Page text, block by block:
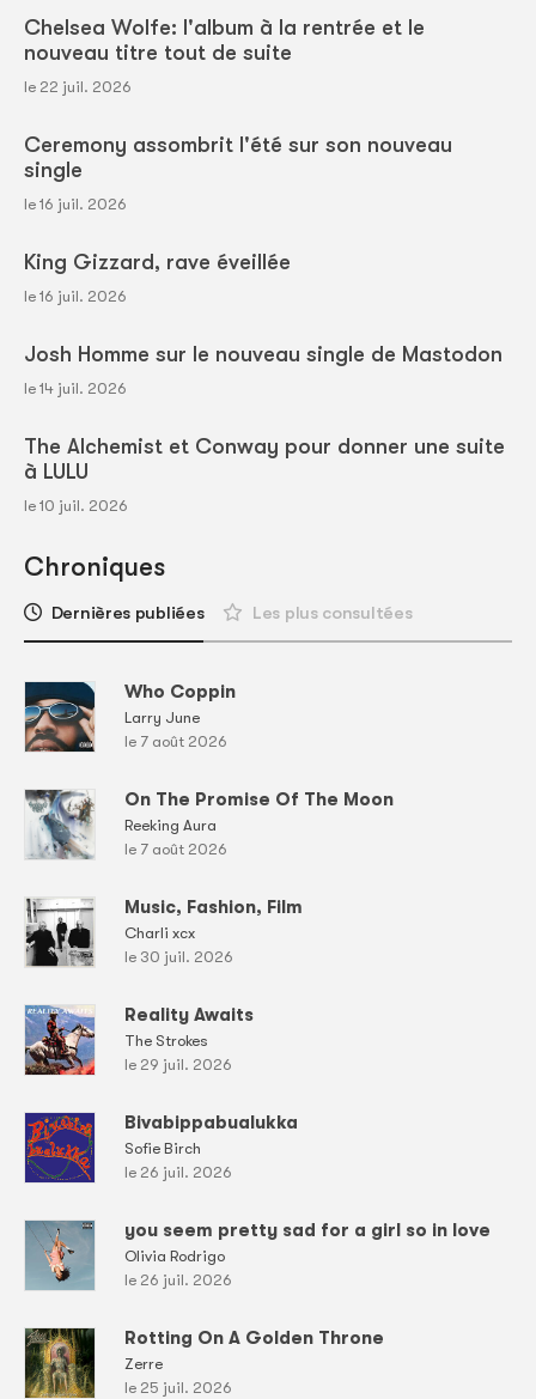
Chelsea Wolfe: l'album à la rentrée et le
nouveau titre tout de suite
le 22 juil. 2026
Ceremony assombrit l'été sur son nouveau
single
le 16 juil. 2026
King Gizzard, rave éveillée
le 16 juil. 2026
Josh Homme sur le nouveau single de Mastodon
le 14 juil. 2026
The Alchemist et Conway pour donner une suite
à LULU
le 10 juil. 2026
Chroniques
Dernières publiées Les plus consultées
Who Coppin
Larry June
le 7 août 2026
On The Promise Of The Moon
Reeking Aura
le 7 août 2026
Music, Fashion, Film
Charli xcx
le 30 juil. 2026
Reality Awaits
The Strokes
le 29 juil. 2026
Bivabippabualukka
Sofie Birch
le 26 juil. 2026
you seem pretty sad for a girl so in love
Olivia Rodrigo
le 26 juil. 2026
Rotting On A Golden Throne
Zerre
le 25 juil. 2026